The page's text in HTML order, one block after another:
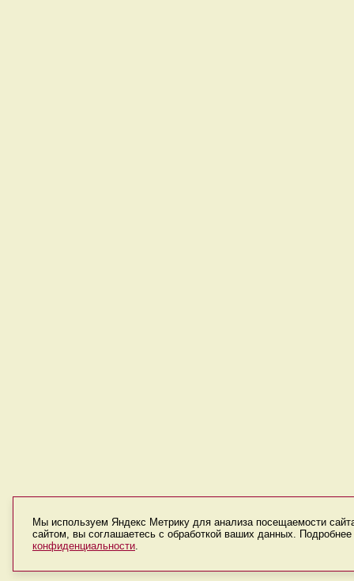
Мы используем Яндекс Метрику для анализа посещаемости
сайтом, вы соглашаетесь с обработкой ваших данных.
конфиденциальности.